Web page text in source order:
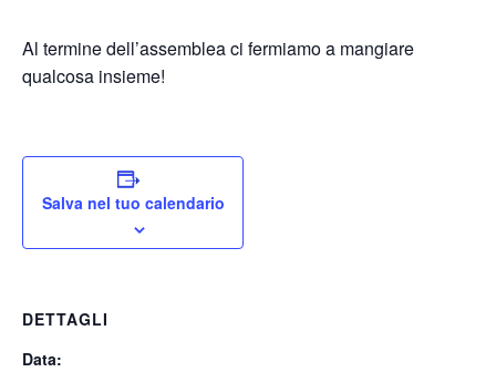
Al termine dell’assemblea ci fermiamo a mangiare
qualcosa insieme!
Salva nel tuo calendario
DETTAGLI
Data: